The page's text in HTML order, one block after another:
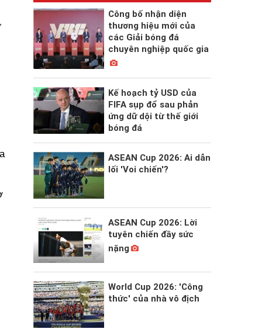
Công bố nhận diện
thương hiệu mới của
các Giải bóng đá
chuyên nghiệp quốc gia
Kế hoạch tỷ USD của
FIFA sụp đổ sau phản
ứng dữ dội từ thế giới
bóng đá
ASEAN Cup 2026: Ai dẫn
lối 'Voi chiến'?
ASEAN Cup 2026: Lời
tuyên chiến đầy sức
nặng
World Cup 2026: 'Công
thức' của nhà vô địch